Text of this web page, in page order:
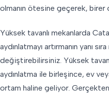
olmanın ötesine geçerek,
Yüksek tavanlı mekanlarda
aydınlatmayı artırmanın yanı
değiştirebilirsiniz. Yüksek
aydınlatma ile birleşince, ev
ortam haline geliyor.